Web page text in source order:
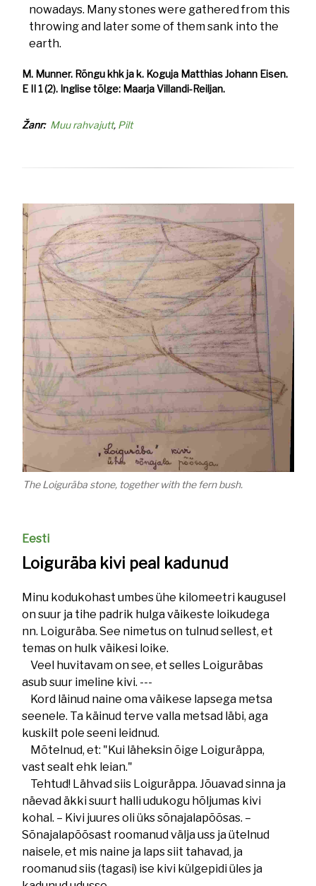
nowadays. Many stones were gathered from this
throwing and later some of them sank into the
earth.
M. Munner. Rõngu khk ja k. Koguja Matthias Johann Eisen.
E II 1 (2). Inglise tõlge: Maarja Villandi-Reiljan.
Žanr Muu rahvajutt Pilt
The Loiguräba stone, together with the fern bush.
Eesti
Loiguräba kivi peal kadunud
Minu kodukohast umbes ühe kilomeetri kaugusel
on suur ja tihe padrik hulga väikeste loikudega
nn. Loiguräba. See nimetus on tulnud sellest, et
temas on hulk väikesi loike.
Veel huvitavam on see, et selles Loiguräbas
asub suur imeline kivi. ---
Kord läinud naine oma väikese lapsega metsa
seenele. Ta käinud terve valla metsad läbi, aga
kuskilt pole seeni leidnud.
Mõtelnud, et: "Kui läheksin õige Loiguräppa,
vast sealt ehk leian."
Tehtud! Lähvad siis Loiguräppa. Jõuavad sinna ja
näevad äkki suurt halli udukogu hõljumas kivi
kohal. – Kivi juures oli üks sõnajalapõõsas. –
Sõnajalapõõsast roomanud välja uss ja ütelnud
naisele, et mis naine ja laps siit tahavad, ja
roomanud siis (tagasi) ise kivi külgepidi üles ja